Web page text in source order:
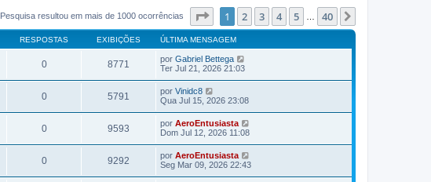
Pesquisa resultou em mais de 1000 ocorrências Página1 de 40
1 2 3 4 5 40
RESPOSTAS EXIBIÇÕES ÚLTIMA MENSAGEM
0 8771 por Gabriel Bettega
Ter Jul 21, 2026 21:03
0 5791 por Vinidc8
Qua Jul 15, 2026 23:08
0 9593 por AeroEntusiasta
Dom Jul 12, 2026 11:08
0 9292 por AeroEntusiasta
Seg Mar 09, 2026 22:43